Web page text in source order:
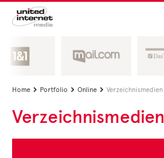
Home  Portfolio  Online  Verzeichnismedien
Verzeichnismedien